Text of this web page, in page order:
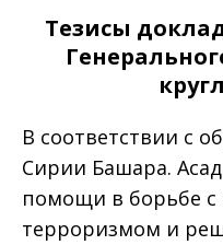
Тезисы
В соответствии с
Сирии Башара.
помощи в борьбе
терроризмом и